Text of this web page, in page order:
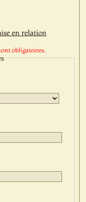
en relation
obligatoires.